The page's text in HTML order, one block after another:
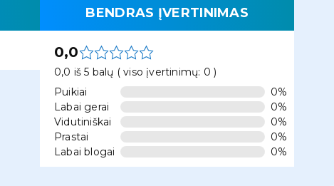
BENDRAS ĮVERTINIMAS
0,0
0,0 iš 5 balų ( viso įvertinimų: 0 )
Puikiai
0%
Labai gerai
0%
Vidutiniškai
0%
Prastai
0%
Labai blogai
0%